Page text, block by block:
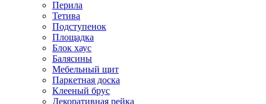
Перила
Тетива
Подступенок
Площадка
Блок хаус
Балясины
Мебельный щит
Паркетная доска
Клееный брус
Декоративная рейка